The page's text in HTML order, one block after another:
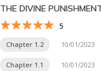
THE DIVINE
5
Chapter 1.2 10/01/2023
Chapter 1.1 10/01/2023